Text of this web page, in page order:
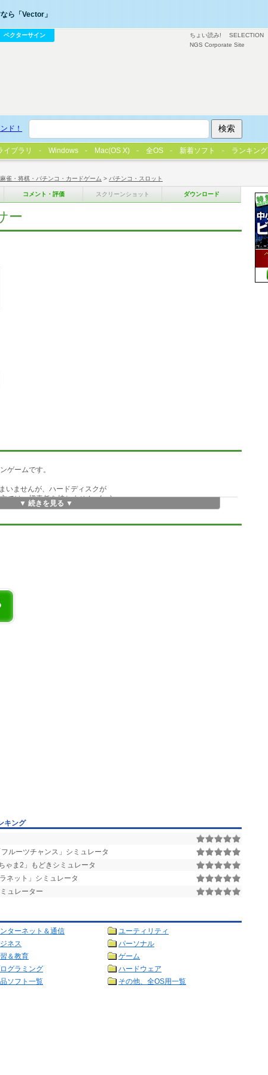
麻雀・将棋・パチンコ・カードゲーム > パチンコ・スロット
コメント・評価 スクリーンショット ダウンロード
ー
ゲームです。
いませんが、ハードディスクが
では一切責任を持ちませんm(__)m
▼ 続きを見る ▼
キング
ルーツチャンス」シミュレータ
ゃま2」もどきシミュレータ
ネット」シミュレータ
ュレーター
ターネット＆通信
ユーティリティ
ネス
パーソナル
＆教育
ゲーム
グラミング
ハードウェア
ソフト一覧 その他、全OS用一覧
ちょい読み! SELECTION
NGS Corporate Site
ら「Vector」
ベクターサイン
ド！
イブラリ Windows Mac(OS X) 全OS 新着ソフト ランキング